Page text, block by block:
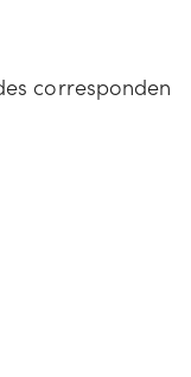
corresponden